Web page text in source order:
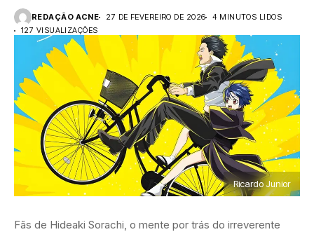
REDAÇÃO ACNE 27 DE FEVEREIRO DE 2026
4 MINUTOS LIDOS
127 VISUALIZAÇÕES
Ricardo Junior
Fãs de Hideaki Sorachi, o mente por trás do irreverente